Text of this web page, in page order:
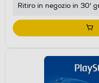
Ritiro in negozio in 30'